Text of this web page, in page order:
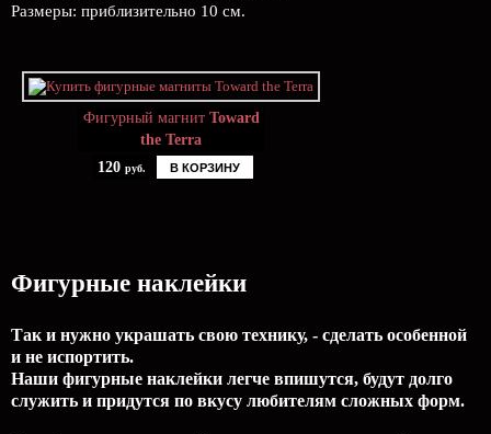
Размеры: приблизительно 10 см.
Фигурный магнит Toward
the Terra
120 руб. В КОРЗИНУ
Фигурные наклейки
Так и нужно украшать свою технику, - сделать особенной
и не испортить.
Наши фигурные наклейки легче впишутся, будут долго
служить и придутся по вкусу любителям сложных форм.